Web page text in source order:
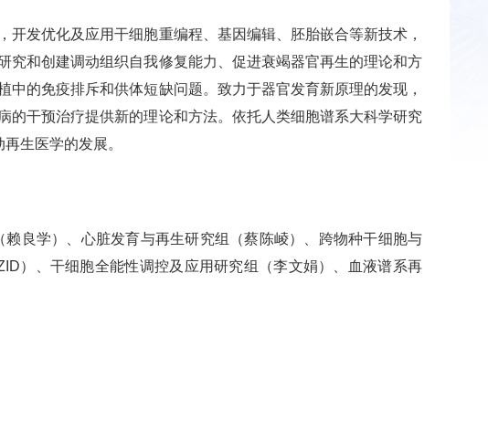
发优化及应用干细胞重编程、基因编辑、胚胎嵌合等新技术，
和创建调动组织自我修复能力、促进衰竭器官再生的理论和方
的免疫排斥和供体短缺问题。致力于器官发育新原理的发现，
干预治疗提供新的理论和方法。依托人类细胞谱系大科学研究
生医学的发展。
良学）、心脏发育与再生研究组（蔡陈崚）、跨物种干细胞与
）、干细胞全能性调控及应用研究组（李文娟）、血液谱系再